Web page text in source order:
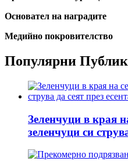
Основател на наградите
Медийно покровителство
Популярни
Зеленчуци в края
зеленчуци си